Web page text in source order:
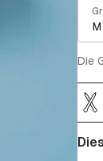
M
Die